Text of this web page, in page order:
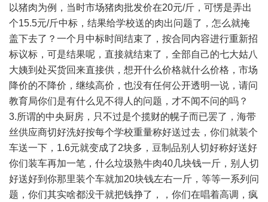
以猪肉为例，当时市场猪肉批发价在20元/斤，可愣是弄出
个15.5元/斤中标，结果给学校送的肉出问题了，怎么就掩
盖下去了？一个月中标时间结束了，按合同内容进行重新招
标议标，可是结果呢，直接就结束了，全部自己的七大姑八
大姨到处买货回来直接供，想开什么价格就什么价格，市场
降价的不降价，继续高价，也没有任何公开透明一说，请问
教育局你们是有什么见不得人的问题，才不闻不问的吗？
3.所谓的中央厨房，只不过是个揽财的幌子而已罢了，海带
丝供应商切好洗好按每个学校重量称好送过去，你们就装个
车送一下，1.6元就变成了2块多，豆制品别人切好称好送好
你们装车再加一笔，什么垃圾熟牛肉40几块钱一斤，别人切
好送好到你那里装个车就加20块钱左右一斤，等等一系列问
题，你们其实啥都没干就把钱挣了，，你们在唱着高调，疯